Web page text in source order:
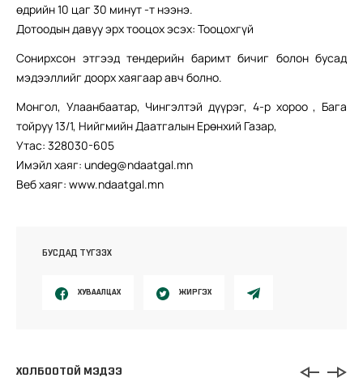
өдрийн 10 цаг 30 минут -т нээнэ.
Дотоодын давуу эрх тооцох эсэх: Тооцохгүй
Сонирхсон этгээд тендерийн баримт бичиг болон бусад
мэдээллийг доорх хаягаар авч болно.
Монгол, Улаанбаатар, Чингэлтэй дүүрэг, 4-р хороо , Бага
тойруу 13/1, Нийгмийн Даатгалын Ерөнхий Газар,
Утас: 328030-605
Имэйл хаяг: undeg@ndaatgal.mn
Веб хаяг: www.ndaatgal.mn
БУСДАД ТҮГЭЭХ
ХУВААЛЦАХ ЖИРГЭХ
ХОЛБООТОЙ МЭДЭЭ